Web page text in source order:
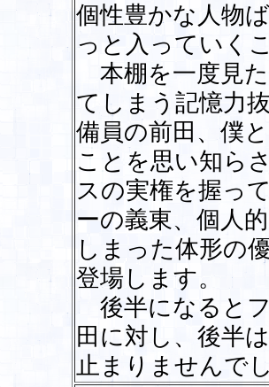
個性豊かな人物
っと入っていく
本棚を一度見
てしまう記憶力
備員の前田、僕
ことを思い知ら
スの実権を握っ
ーの義東、個人
しまった体形の
登場します。
後半になるとフ
田に対し、後半
止まりませんで